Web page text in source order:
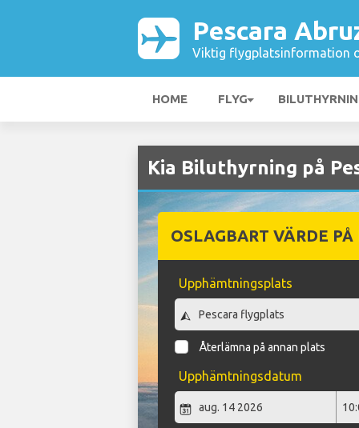
Pescara
Viktig flygplatsinformation
HOME FLYG
Kia Biluthyrning på
OSLAGBART VÄRDE
Upphämtningsplats
Återlämna på annan plats
Upphämtningsdatum